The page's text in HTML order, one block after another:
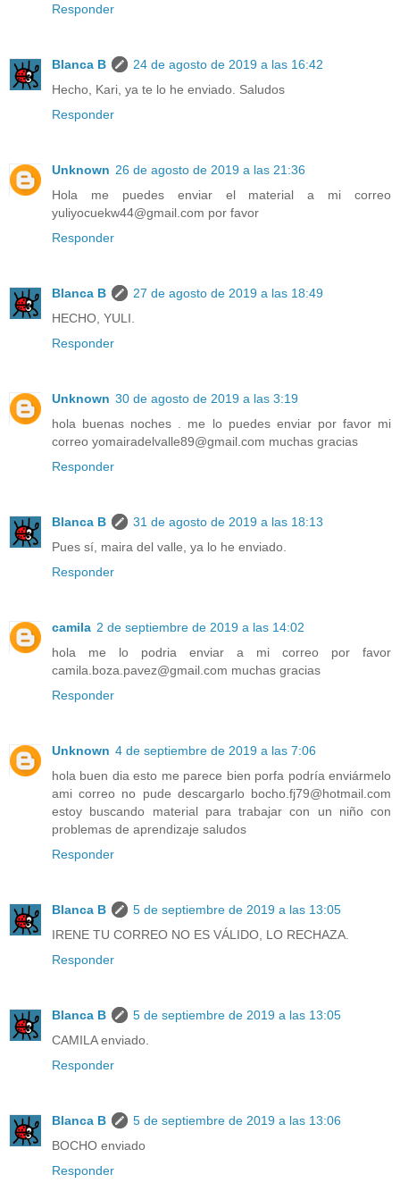
Responder
Blanca B
24 de agosto de 2019 a las 16:42
Hecho, Kari, ya te lo he enviado. Saludos
Responder
Unknown 26 de agosto de 2019 a las 21:36
Hola me puedes enviar el material a mi correo
yuliyocuekw44@gmail.com por favor
Responder
Blanca B
27 de agosto de 2019 a las 18:49
HECHO, YULI.
Responder
Unknown 30 de agosto de 2019 a las 3:19
hola buenas noches . me lo puedes enviar por favor mi
correo yomairadelvalle89@gmail.com muchas gracias
Responder
Blanca B
31 de agosto de 2019 a las 18:13
Pues sí, maira del valle, ya lo he enviado.
Responder
camila 2 de septiembre de 2019 a las 14:02
hola me lo podria enviar a mi correo por favor
camila.boza.pavez@gmail.com muchas gracias
Responder
Unknown 4 de septiembre de 2019 a las 7:06
hola buen dia esto me parece bien porfa podría enviármelo
ami correo no pude descargarlo bocho.fj79@hotmail.com
estoy buscando material para trabajar con un niño con
problemas de aprendizaje saludos
Responder
Blanca B
5 de septiembre de 2019 a las 13:05
IRENE TU CORREO NO ES VÁLIDO, LO RECHAZA.
Responder
Blanca B
5 de septiembre de 2019 a las 13:05
CAMILA enviado.
Responder
Blanca B
5 de septiembre de 2019 a las 13:06
BOCHO enviado
Responder